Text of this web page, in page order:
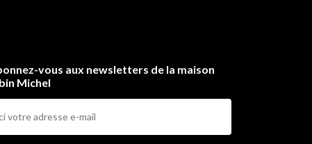
vous aux newsletters de la maison
Michel